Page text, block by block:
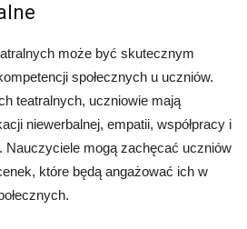
może być skutecznym
społecznych u uczniów.
teatralnych, uczniowie mają
niewerbalnej, empatii, współpracy i
Nauczyciele mogą zachęcać uczniów
które będą angażować ich w